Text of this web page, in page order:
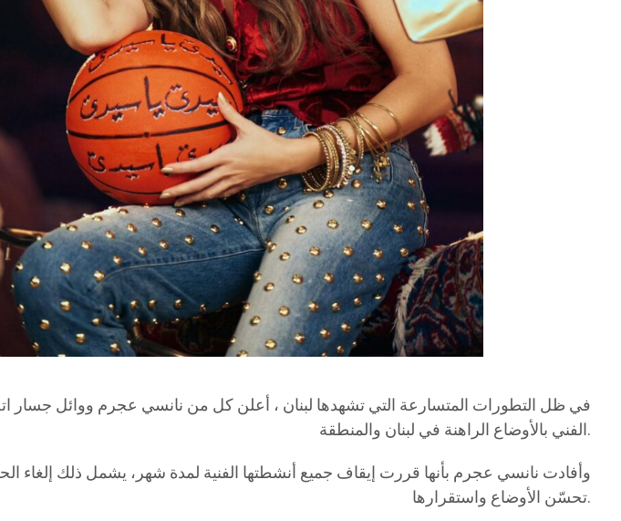
في ظل التطورات المتسارعة التي تشهدها لبنان ، أعلن كل من نانسي عجرم ووائل جسار
الفني بالأوضاع الراهنة في لبنان والمنطقة.
وأفادت نانسي عجرم بأنها قررت إيقاف جميع أنشطتها الفنية لمدة شهر، يشمل ذلك
تحسّن الأوضاع واستقرارها.